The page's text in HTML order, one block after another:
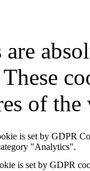
are
of
is set by GDPR
"Analytics".
is set by GDPR